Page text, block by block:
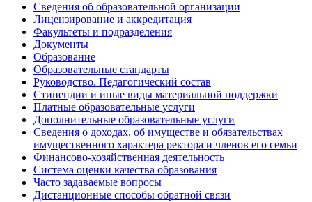
Сведения об образовательной организации
Лицензирование и аккредитация
Факультеты и подразделения
Документы
Образование
Образовательные стандарты
Руководство. Педагогический состав
Стипендии и иные виды материальной поддержки
Платные образовательные услуги
Дополнительные образовательные услуги
Сведения о доходах, об имуществе и обязательствах
имущественного характера ректора и членов его семьи
Финансово-хозяйственная деятельность
Система оценки качества образования
Часто задаваемые вопросы
Дистанционные способы обратной связи